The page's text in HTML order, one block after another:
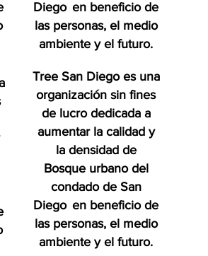
Diego en beneficio de
las personas, el medio
ambiente y el futuro.
Tree San Diego es una
organización sin fines
de lucro dedicada a
aumentar la calidad y
la densidad de
Bosque urbano del
condado de San
Diego en beneficio de
las personas, el medio
ambiente y el futuro.